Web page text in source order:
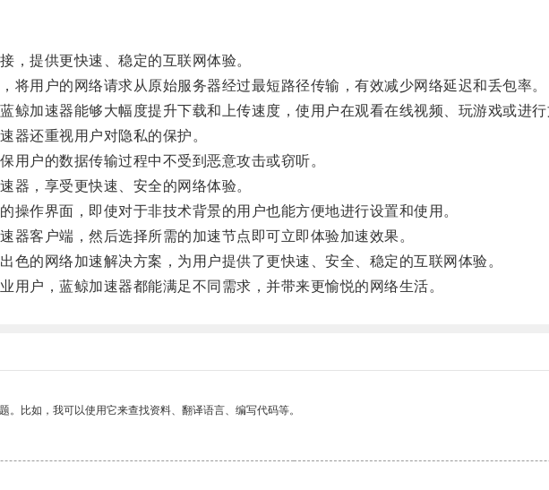
提供更快速、稳定的互联网体验。
用户的网络请求从原始服务器经过最短路径传输，有效减少网络延迟和丢包率。
加速器能够大幅度提升下载和上传速度，使用户在观看在线视频、玩游戏或进行
还重视用户对隐私的保护。
户的数据传输过程中不受到恶意攻击或窃听。
，享受更快速、安全的网络体验。
作界面，即使对于非技术背景的用户也能方便地进行设置和使用。
客户端，然后选择所需的加速节点即可立即体验加速效果。
的网络加速解决方案，为用户提供了更快速、安全、稳定的互联网体验。
户，蓝鲸加速器都能满足不同需求，并带来更愉悦的网络生活。
。比如，我可以使用它来查找资料、翻译语言、编写代码等。